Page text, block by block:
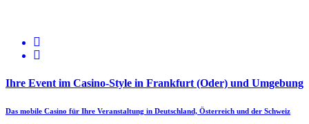
Ihre Event im Casino-Style in Frankfurt (Oder) und Umgebung
Das mobile Casino für Ihre Veranstaltung in Deutschland, Österreich und der Schweiz